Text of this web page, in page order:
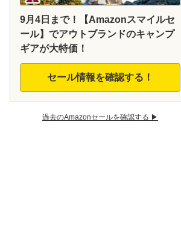
9月4日まで！【Amazonスマイルセ
ール】でアウトブランドのキャンプ
ギアが大特価！
セール情報を確認する！
過去のAmazonセールを確認する ▶︎